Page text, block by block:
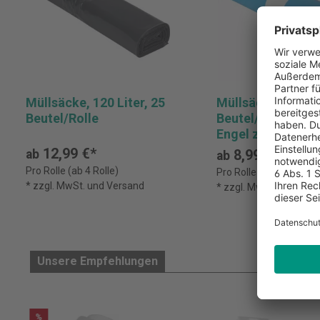
Müllsäcke, 120 Liter, 25
Beutel/Rolle
ab 12,99 €*
Pro Rolle (ab 4 Rolle)
* zzgl. MwSt. und Versand
Müllsäcke, 180
Beutel/Rolle -
Engel zertifiziert
ab8,99 €*
Pro Rolle (ab 4 Rolle)
* zzgl. MwSt. und
Unsere Empfehlungen
%